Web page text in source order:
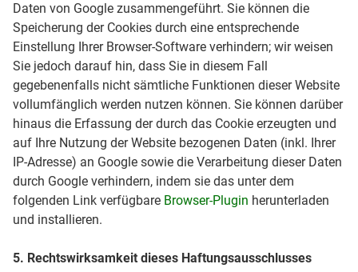
Daten von Google zusammengeführt. Sie können die
Speicherung der Cookies durch eine entsprechende
Einstellung Ihrer Browser-Software verhindern; wir weisen
Sie jedoch darauf hin, dass Sie in diesem Fall
gegebenenfalls nicht sämtliche Funktionen dieser Website
vollumfänglich werden nutzen können. Sie können darüber
hinaus die Erfassung der durch das Cookie erzeugten und
auf Ihre Nutzung der Website bezogenen Daten (inkl. Ihrer
IP-Adresse) an Google sowie die Verarbeitung dieser Daten
durch Google verhindern, indem sie das unter dem
folgenden Link verfügbare Browser-Plugin herunterladen
und installieren.
5. Rechtswirksamkeit dieses Haftungsausschlusses